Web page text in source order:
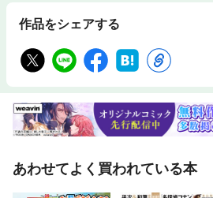
作品をシェアする
あわせてよく買われている本